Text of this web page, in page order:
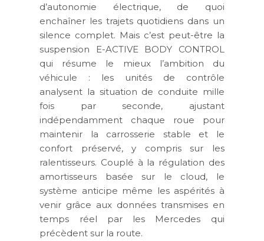
d’autonomie électrique, de quoi
enchaîner les trajets quotidiens dans un
silence complet. Mais c’est peut-être la
suspension E-ACTIVE BODY CONTROL
qui résume le mieux l’ambition du
véhicule : les unités de contrôle
analysent la situation de conduite mille
fois par seconde, ajustant
indépendamment chaque roue pour
maintenir la carrosserie stable et le
confort préservé, y compris sur les
ralentisseurs. Couplé à la régulation des
amortisseurs basée sur le cloud, le
système anticipe même les aspérités à
venir grâce aux données transmises en
temps réel par les Mercedes qui
précèdent sur la route.